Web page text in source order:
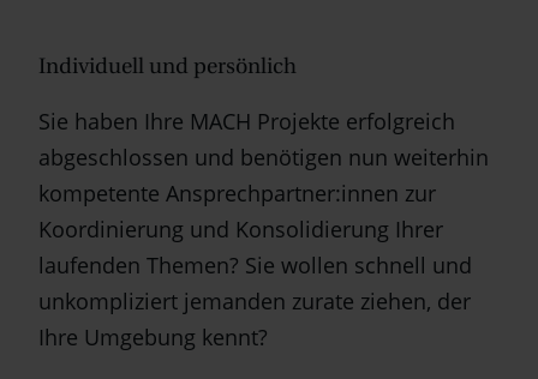
Individuell und persönlich
Sie haben Ihre MACH Projekte erfolgreich
abgeschlossen und benötigen nun weiterhin
kompetente Ansprechpartner:innen zur
Koordinierung und Konsolidierung Ihrer
laufenden Themen? Sie wollen schnell und
unkompliziert jemanden zurate ziehen, der
Ihre Umgebung kennt?